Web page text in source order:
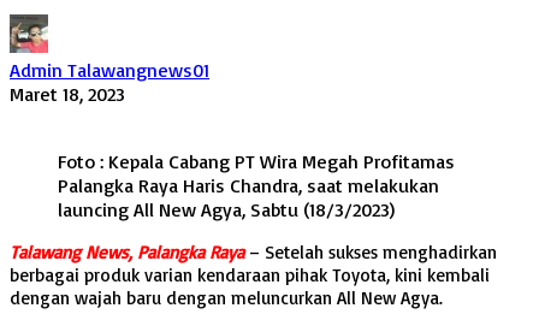
Admin Talawangnews01
Maret 18, 2023
Foto : Kepala Cabang PT Wira Megah Profitamas
Palangka Raya Haris Chandra, saat melakukan
launcing All New Agya, Sabtu (18/3/2023)
Talawang News, Palangka Raya– Setelah sukses menghadirkan
berbagai produk varian kendaraan pihak Toyota, kini kembali
dengan wajah baru dengan meluncurkan All New Agya.